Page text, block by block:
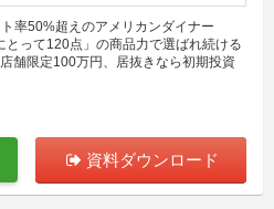
率50%超えのアメリカンダイナー
とって120点」の商品力で選ばれ続ける
舗限定100万円、居抜きなら初期投資
資料ダウンロード